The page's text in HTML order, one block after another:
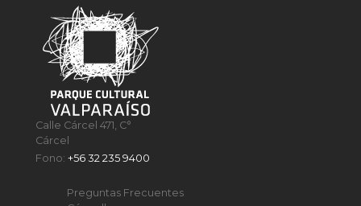
Calle Cárcel 471, C°
Cárcel
Fono:+56 32 235 9400
Preguntas Frecuentes